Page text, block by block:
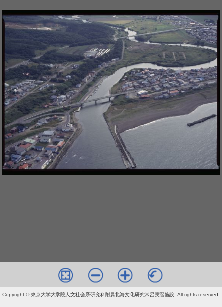
Copyright © 東京大学大学院人文社会系研究科附属北海文化研究常呂実習施設. All rights reserved.